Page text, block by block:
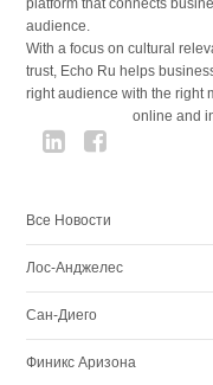
platform that connects
audience.
With a focus on cultural
trust, Echo Ru helps
right audience with the right
online and
Все Новости
Лос-Анджелес
Сан-Диего
Финикс Аризона